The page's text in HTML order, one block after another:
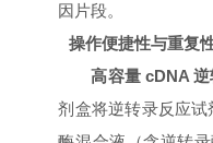
因片段。
操作便捷性与重复
高容量 cDNA
剂盒将逆转录反应